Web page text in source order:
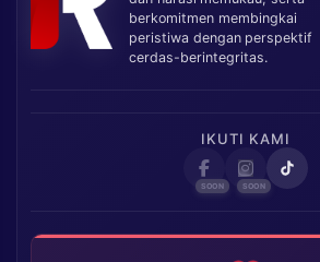
berkomitmen membingkai
peristiwa dengan perspektif
cerdas-berintegritas.
IKUTI KAMI